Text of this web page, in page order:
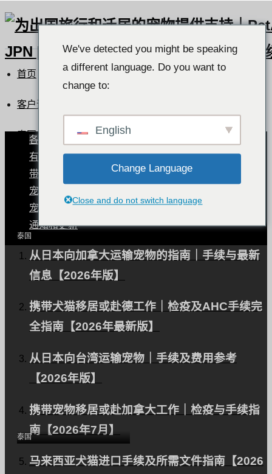
各国宠物状况
有宠物的世界
带宠物旅行
宠物运输程序。
宠物健康与护理
通知和更新
从日本向加拿大运输宠物的指南｜手续与最新
信息【2026年版】
携带犬猫移居或赴德工作｜检疫及AHC手续完
全指南【2026年最新版】
从日本向台湾运输宠物｜手续及费用参考
【2026年版】
携带宠物移居或赴加拿大工作｜检疫与手续指
南【2026年7月】
马来西亚犬猫进口手续及所需文件指南【2026
首页
客户评价列表
泰国
泰国
泰国
Chanamaru-kun（吉娃
娃混种）和从日本到泰国
S.Y.）｜PetAir｜移民
泰国
We've detected you might be speaking
a different language. Do you want to
change to:
English
Change Language
Close and do not switch language